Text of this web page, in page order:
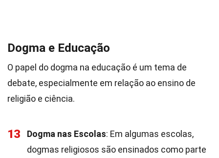
Dogma e Educação
O papel do dogma na educação é um tema de
debate, especialmente em relação ao ensino de
religião e ciência.
13 Dogma nas Escolas: Em algumas escolas,
dogmas religiosos são ensinados como parte